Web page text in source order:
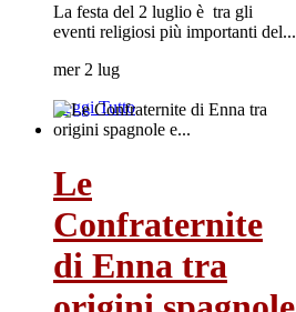
La festa del 2 luglio è tra gli
eventi religiosi più importanti del...
mer 2 lug
Leggi Tutto
Le
Confraternite
di Enna tra